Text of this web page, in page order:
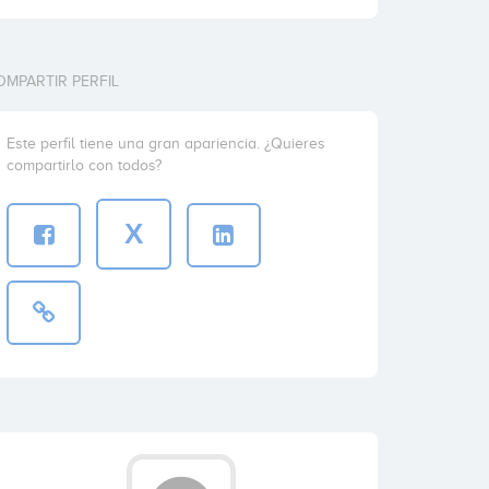
PERFIL
Este perfil tiene una gran apariencia. ¿Quieres
compartirlo con todos?
X